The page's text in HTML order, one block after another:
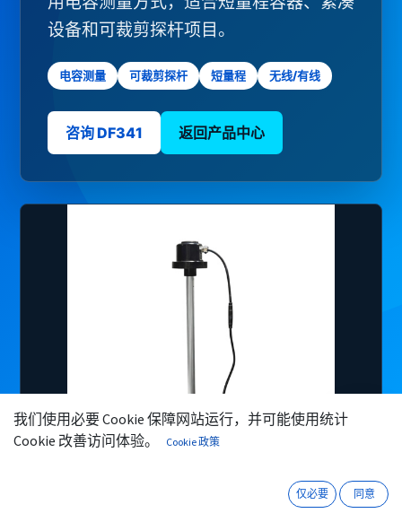
设备和可裁剪探杆项目。
电容测量 可裁剪探杆 短量程 无线/有线
咨询 DF341 返回产品中心
我们使用必要 Cookie 保障网站运行，并可能使用统计
Cookie 改善访问体验。
Cookie 政策
仅必要 同意